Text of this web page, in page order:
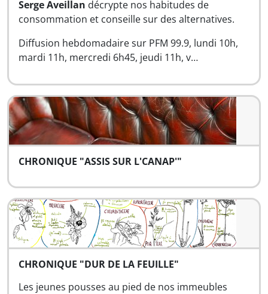
Serge Aveillan décrypte nos habitudes de
consommation et conseille sur des alternatives.
Diffusion hebdomadaire sur PFM 99.9, lundi 10h,
mardi 11h, mercredi 6h45, jeudi 11h, v…
CHRONIQUE "ASSIS SUR L'CANAP'"
CHRONIQUE "DUR DE LA FEUILLE"
Les jeunes pousses au pied de nos immeubles